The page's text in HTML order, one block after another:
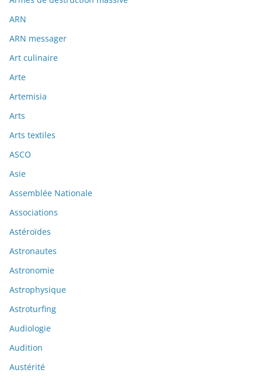
ARN
ARN messager
Art culinaire
Arte
Artemisia
Arts
Arts textiles
ASCO
Asie
Assemblée Nationale
Associations
Astéroïdes
Astronautes
Astronomie
Astrophysique
Astroturfing
Audiologie
Audition
Austérité